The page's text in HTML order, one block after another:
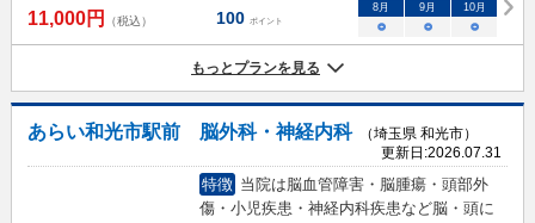
11,000円 （税込） 100 ポイント
8月 9月 10月
○ ○ ○
もっとプランを見る
あらい和光市駅前 脳外科・神経内科
（埼玉県 和光市）
更新日:2026.07.31
特徴 当院は脳血管障害・脳腫瘍・頭部外
傷・小児疾患・神経内科疾患など脳・頭に